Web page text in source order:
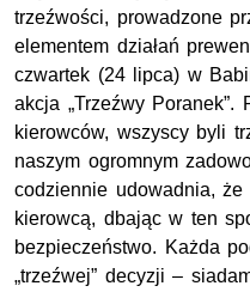
trzeźwości, prowadzone
elementem działań
czwartek (24 lipca) w
akcja „Trzeźwy
kierowców, wszyscy byli
naszym ogromnym
codziennie udowadnia,
kierowcą, dbając w ten
bezpieczeństwo. Każda
„trzeźwej” decyzji –